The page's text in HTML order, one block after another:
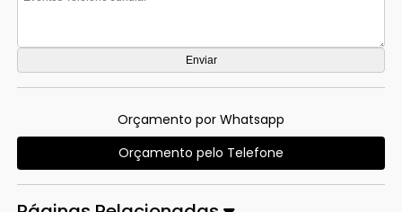
Orçamento por Whatsapp
Orçamento pelo Telefone